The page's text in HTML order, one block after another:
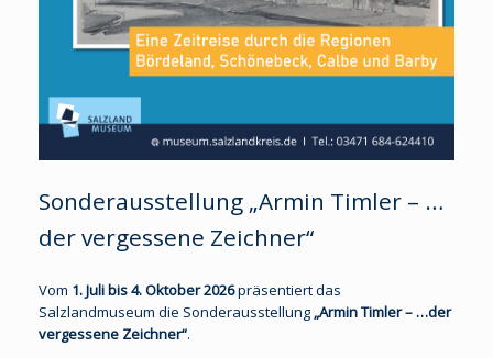
Sonderausstellung „Armin Timler – …
der vergessene Zeichner“
Vom 1. Juli bis 4. Oktober 2026präsentiert das
Salzlandmuseum die Sonderausstellung „Armin Timler – …der
vergessene Zeichner“.